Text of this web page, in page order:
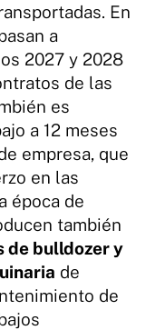
En
a
2027 y 2028
de las
es
a 12 meses
empresa, que
en las
época de
también
de bulldozer y
de
de